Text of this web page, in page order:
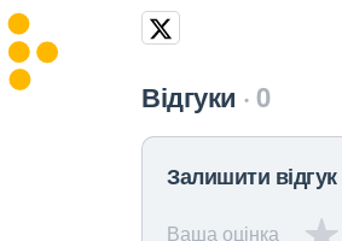
Відгуки 0
Залишити відгук
Ваша оцінка